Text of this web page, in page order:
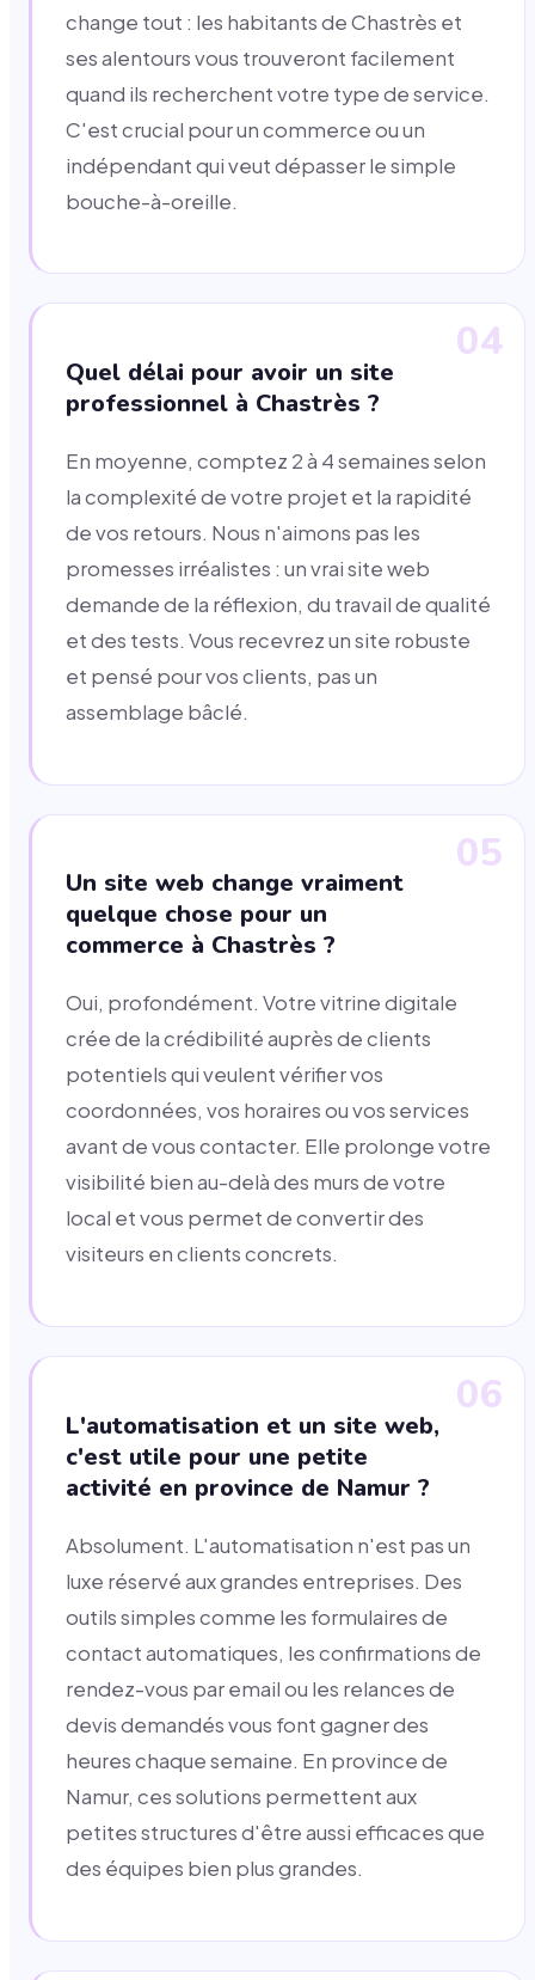
change tout : les habitants de Chastrès et
ses alentours vous trouveront facilement
quand ils recherchent votre type de service.
C'est crucial pour un commerce ou un
indépendant qui veut dépasser le simple
bouche-à-oreille.
04
Quel délai pour avoir un site
professionnel à Chastrès ?
En moyenne, comptez 2 à 4 semaines selon
la complexité de votre projet et la rapidité
de vos retours. Nous n'aimons pas les
promesses irréalistes : un vrai site web
demande de la réflexion, du travail de qualité
et des tests. Vous recevrez un site robuste
et pensé pour vos clients, pas un
assemblage bâclé.
05
Un site web change vraiment
quelque chose pour un
commerce à Chastrès ?
Oui, profondément. Votre vitrine digitale
crée de la crédibilité auprès de clients
potentiels qui veulent vérifier vos
coordonnées, vos horaires ou vos services
avant de vous contacter. Elle prolonge votre
visibilité bien au-delà des murs de votre
local et vous permet de convertir des
visiteurs en clients concrets.
06
L'automatisation et un site web,
c'est utile pour une petite
activité en province de Namur ?
Absolument. L'automatisation n'est pas un
luxe réservé aux grandes entreprises. Des
outils simples comme les formulaires de
contact automatiques, les confirmations de
rendez-vous par email ou les relances de
devis demandés vous font gagner des
heures chaque semaine. En province de
Namur, ces solutions permettent aux
petites structures d'être aussi efficaces que
des équipes bien plus grandes.